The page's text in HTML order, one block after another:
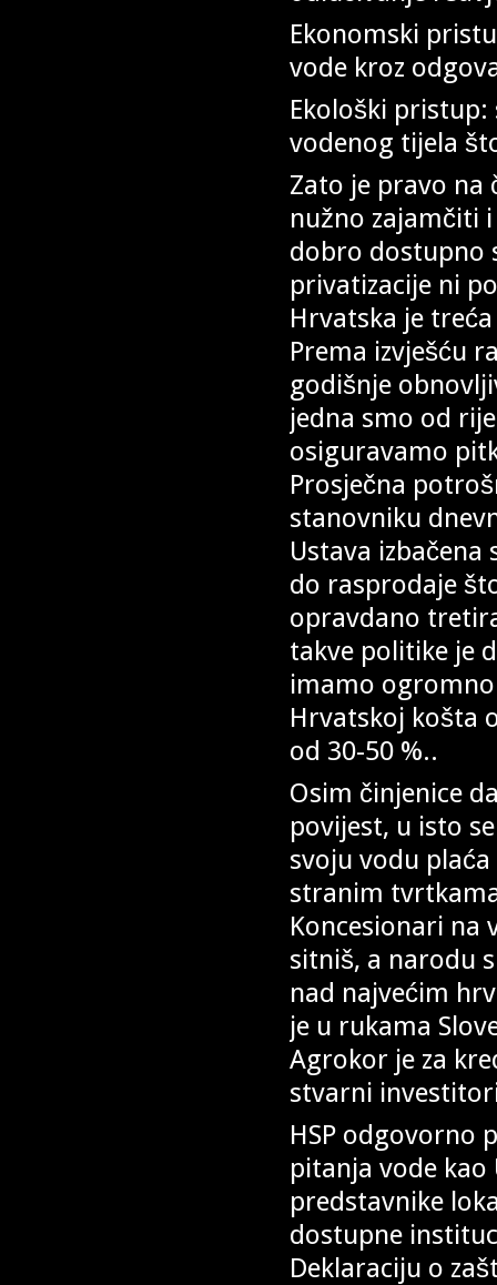
Ekonomski
vode kroz
Ekološki
vodenog tijela
Zato je pravo
nužno zajamčiti
dobro dostupno
privatizacije ni
Hrvatska je
Prema izvješću
godišnje
jedna smo od
osiguravamo
Prosječna
stanovniku
Ustava
do rasprodaje
opravdano
takve politike je
imamo
Hrvatskoj košta
od 30-50 %..
Osim činjenice
povijest, u isto
svoju vodu
stranim
Koncesionari na
sitniš, a narodu
nad najvećim
je u rukama
Agrokor je za
stvarni
HSP odgovorno
pitanja vode kao
predstavnike
dostupne
Deklaraciju o